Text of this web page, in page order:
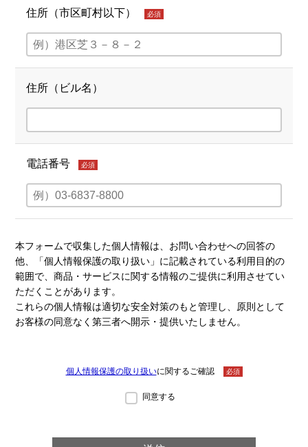
住所（市区町村以下） 必須
住所（ビル名）
電話番号 必須
本フォームで収集した個人情報は、お問い合わせへの回答の
他、「個人情報保護の取り扱い」に記載されている利用目的の
範囲で、商品・サービスに関する情報のご提供に利用させてい
ただくことがあります。
これらの個人情報は適切な安全対策のもと管理し、原則として
お客様の同意なく第三者へ開示・提供いたしません。
個人情報保護の取り扱いに関するご確認 必須
同意する